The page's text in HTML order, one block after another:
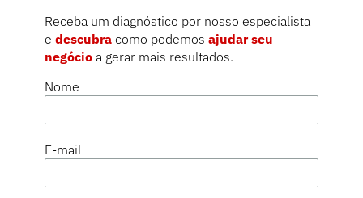
Receba um diagnóstico por nosso especialista
e descubra como podemos ajudar seu
negócio a gerar mais resultados.
Nome
E-mail